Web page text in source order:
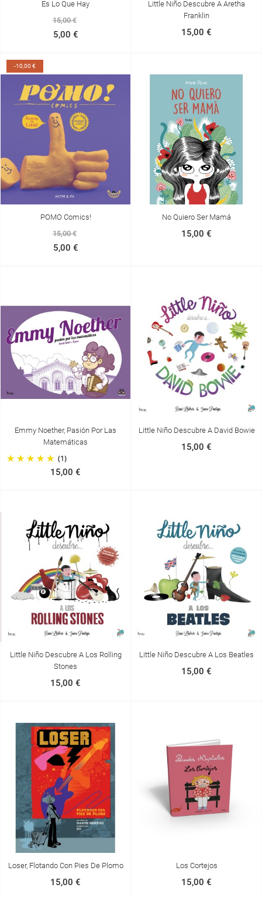
Es Lo Que Hay
15,00 €
5,00 €
Little Niño Descubre A Aretha
Franklin
15,00 €
-10,00 €
POMO Comics!
15,00 €
5,00 €
No Quiero Ser Mamá
15,00 €
Emmy Noether, Pasión Por Las
Matemáticas
(1)
15,00 €
Little Niño Descubre A David Bowie
15,00 €
Little Niño Descubre A Los Rolling
Stones
15,00 €
Little Niño Descubre A Los Beatles
15,00 €
Loser, Flotando Con Pies De Plomo
15,00 €
Los Cortejos
15,00 €
MI LISTA DE DESEOS
((MODALTITLE))
((CONFIRMMESSAGE))
((CANCELTEXT)) ((MODALDELETETEXT))
NOMBRE DE LA LISTA DE DESEOS
CANCELAR CREAR LISTA DE DESEOS
DEBE INICIAR SESIÓN PARA GUARDAR PRODUCTOS EN SU
LISTA DE DESEOS.
CANCELAR INICIAR SESIÓN